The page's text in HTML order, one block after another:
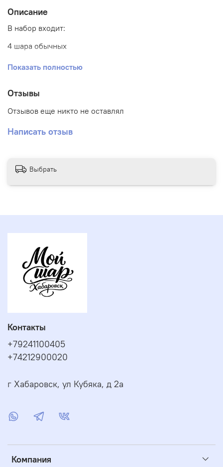
Описание
В набор входит:
4 шара обычных
2 шара конфетти
1 шар баблс с надписью и наполнением
1 шар сердце
Показать полностью
Отзывы
Отзывов еще никто не оставлял
Написать отзыв
Выбрать
Компания
Контакты
+79241100405
+74212900020
г Хабаровск, ул Кубяка, д 2а